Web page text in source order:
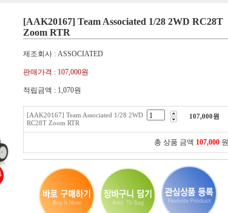
[AAK20167] Team Associated 1/28 2WD RC28T
Zoom RTR
제조회사 : ASSOCIATED
판매가격 : 107,000원
적립금액 : 1,070원
[AAK20167] Team Associated 1/28 2WD
RC28T Zoom RTR
107,000원
총 상품 금액 107,000 원